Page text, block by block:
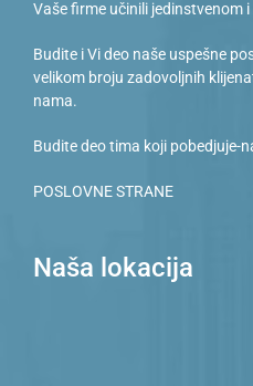
Vaše firme učinili jedinstvenom
Budite i Vi deo naše uspešne
velikom broju zadovoljnih
nama.
Budite deo tima koji pobedjuje-
POSLOVNE STRANE
Naša lokacija